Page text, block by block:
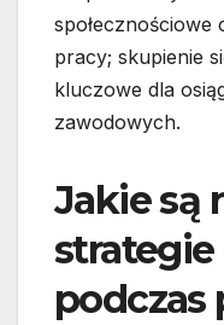
społecznościowe
pracy; skupienie
kluczowe dla
zawodowych.
Jakie są
podczas